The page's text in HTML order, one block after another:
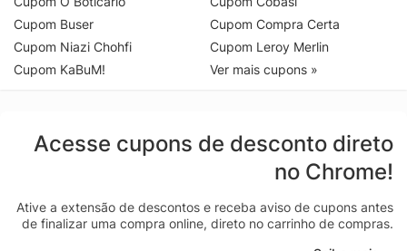
Cupom Buser
Cupom Niazi Chohfi
Cupom KaBuM!
Cupom Compra Certa
Cupom Leroy Merlin
Ver mais cupons »
Acesse cupons de desconto direto
no Chrome!
Ative a extensão de descontos e receba aviso de cupons antes
de finalizar uma compra online, direto no carrinho de compras.